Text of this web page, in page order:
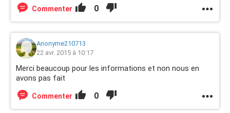
Commenter 0
Anonyme210713
22 avr. 2015 à 10:17
Merci beaucoup pour les informations et non nous en
avons pas fait
Commenter 0